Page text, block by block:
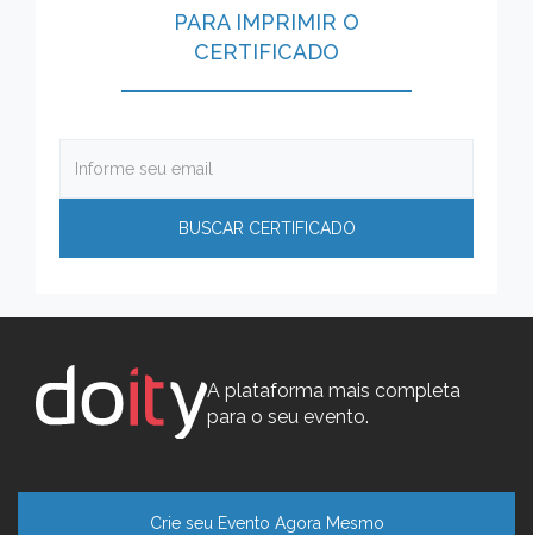
PARA IMPRIMIR O
CERTIFICADO
A plataforma mais completa
para o seu evento.
Crie seu Evento Agora Mesmo